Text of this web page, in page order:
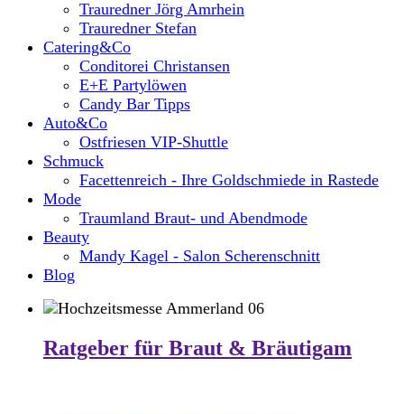
Trauredner Jörg Amrhein
Trauredner Stefan
Catering&Co
Conditorei Christansen
E+E Partylöwen
Candy Bar Tipps
Auto&Co
Ostfriesen VIP-Shuttle
Schmuck
Facettenreich - Ihre Goldschmiede in Rastede
Mode
Traumland Braut- und Abendmode
Beauty
Mandy Kagel - Salon Scherenschnitt
Blog
Ratgeber für Braut & Bräutigam